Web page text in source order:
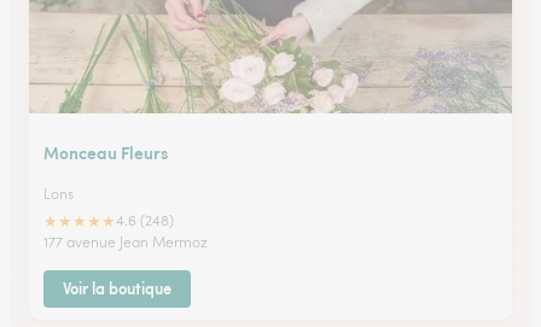
Monceau Fleurs
Lons
★★★★★4.6 (248)
177 avenue Jean Mermoz
Voir la boutique